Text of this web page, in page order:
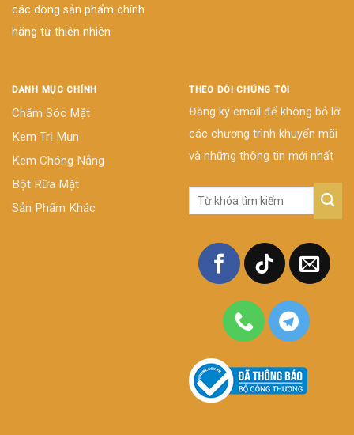
các dòng sản phẩm chính
hãng từ thiên nhiên
DANH MỤC CHÍNH
Chăm Sóc Mặt
Kem Trị Mụn
Kem Chóng Nắng
Bột Rữa Mặt
Sản Phẩm Khác
THEO DÕI CHÚNG TÔI
Đăng ký email để không bỏ lỡ
các chương trình khuyến mãi
và những thông tin mới nhất
Tìm